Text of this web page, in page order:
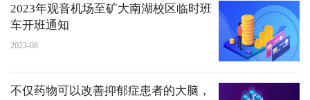
2023年观音机场至矿大南湖校区临时班
车开班通知
2023-08
不仅药物可以改善抑郁症患者的大脑，